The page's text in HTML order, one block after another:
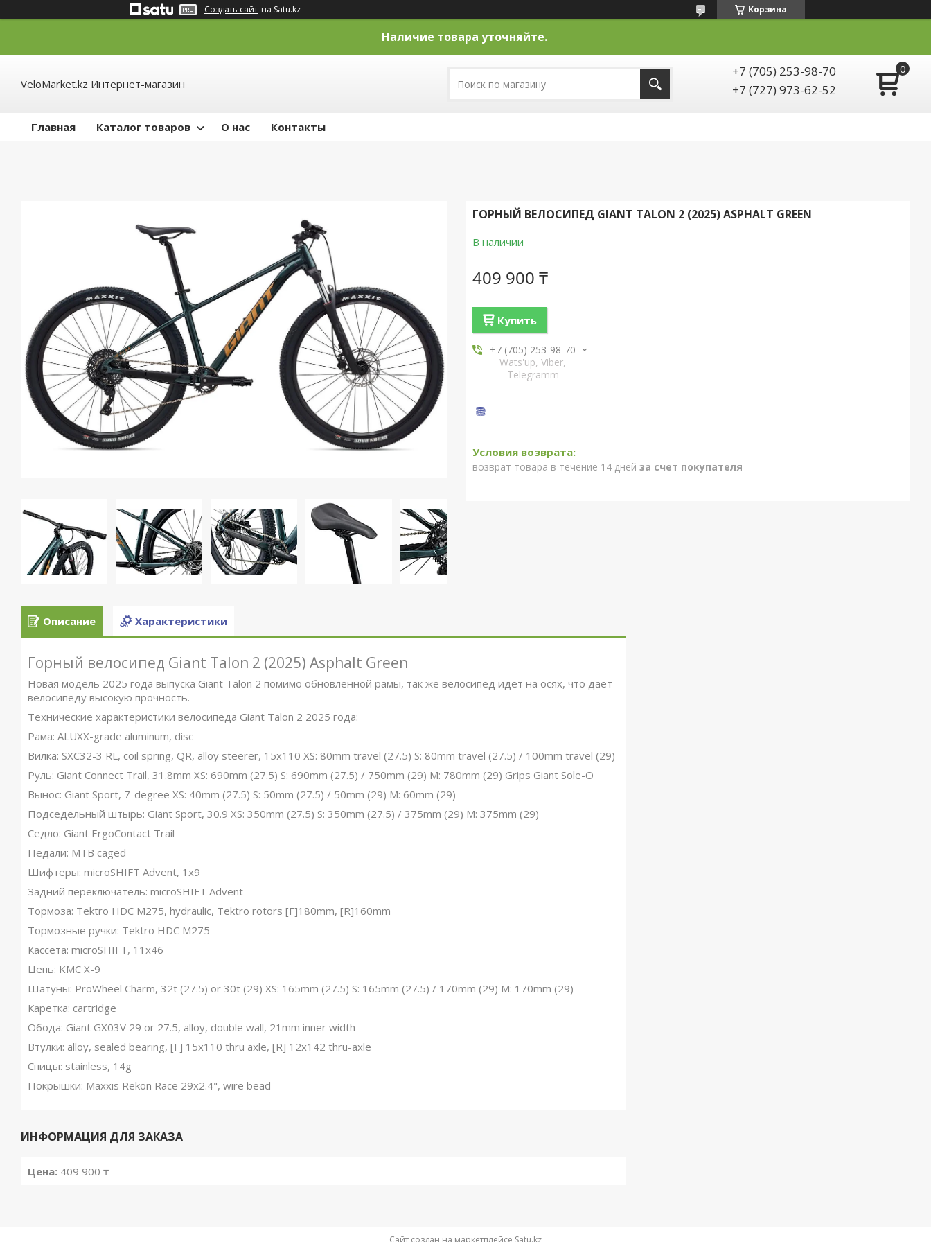
Создать сайт на Satu.kz Корзина
Наличие товара уточняйте.
VeloMarket.kz Интернет-магазин
+7 (705) 253-98-70
+7 (727) 973-62-52
Главная Каталог товаров О нас Контакты
ГОРНЫЙ ВЕЛОСИПЕД GIANT TALON 2 (2025) ASPHALT GREEN
В наличии
409 900 ₸
Купить
+7 (705) 253-98-70
Wats'up, Viber,
Telegramm
возврат товара в течение 14 дней за счет покупателя
Описание Характеристики
Горный велосипед Giant Talon 2 (2025) Asphalt Green
Новая модель 2025 года выпуска Giant Talon 2 помимо обновленной рамы, так же велосипед идет на осях, что дает
велосипеду высокую прочность.
Технические характеристики велосипеда Giant Talon 2 2025 года:
Рама: ALUXX-grade aluminum, disc
Вилка: SXC32-3 RL, coil spring, QR, alloy steerer, 15x110 XS: 80mm travel (27.5) S: 80mm travel (27.5) / 100mm travel (29)
Руль: Giant Connect Trail, 31.8mm XS: 690mm (27.5) S: 690mm (27.5) / 750mm (29) M: 780mm (29) Grips Giant Sole-O
Вынос: Giant Sport, 7-degree XS: 40mm (27.5) S: 50mm (27.5) / 50mm (29) M: 60mm (29)
Подседельный штырь: Giant Sport, 30.9 XS: 350mm (27.5) S: 350mm (27.5) / 375mm (29) M: 375mm (29)
Седло: Giant ErgoContact Trail
Педали: MTB caged
Шифтеры: microSHIFT Advent, 1x9
Задний переключатель: microSHIFT Advent
Тормоза: Tektro HDC M275, hydraulic, Tektro rotors [F]180mm, [R]160mm
Тормозные ручки: Tektro HDC M275
Кассета: microSHIFT, 11x46
Цепь: KMC X-9
Шатуны: ProWheel Charm, 32t (27.5) or 30t (29) XS: 165mm (27.5) S: 165mm (27.5) / 170mm (29) M: 170mm (29)
Каретка: cartridge
Обода: Giant GX03V 29 or 27.5, alloy, double wall, 21mm inner width
Втулки: alloy, sealed bearing, [F] 15x110 thru axle, [R] 12x142 thru-axle
Спицы: stainless, 14g
Покрышки: Maxxis Rekon Race 29x2.4", wire bead
ИНФОРМАЦИЯ ДЛЯ ЗАКАЗА
Цена: 409 900 ₸
Сайт создан на маркетплейсе Satu.kz